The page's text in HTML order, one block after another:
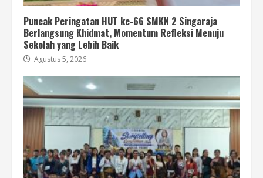
Puncak Peringatan HUT ke-66 SMKN 2 Singaraja
Berlangsung Khidmat, Momentum Refleksi Menuju
Sekolah yang Lebih Baik
Agustus 5, 2026